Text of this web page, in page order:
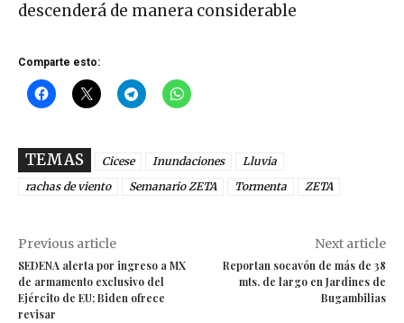
descenderá de manera considerable
Comparte esto:
TEMAS Cicese Inundaciones
Lluvia
rachas de viento
Semanario ZETA Tormenta ZETA
Previous article
SEDENA alerta por ingreso a MX
de armamento exclusivo del
Ejército de EU; Biden ofrece
revisar
Next article
Reportan socavón de más de 38
mts. de largo en Jardines de
Bugambilias